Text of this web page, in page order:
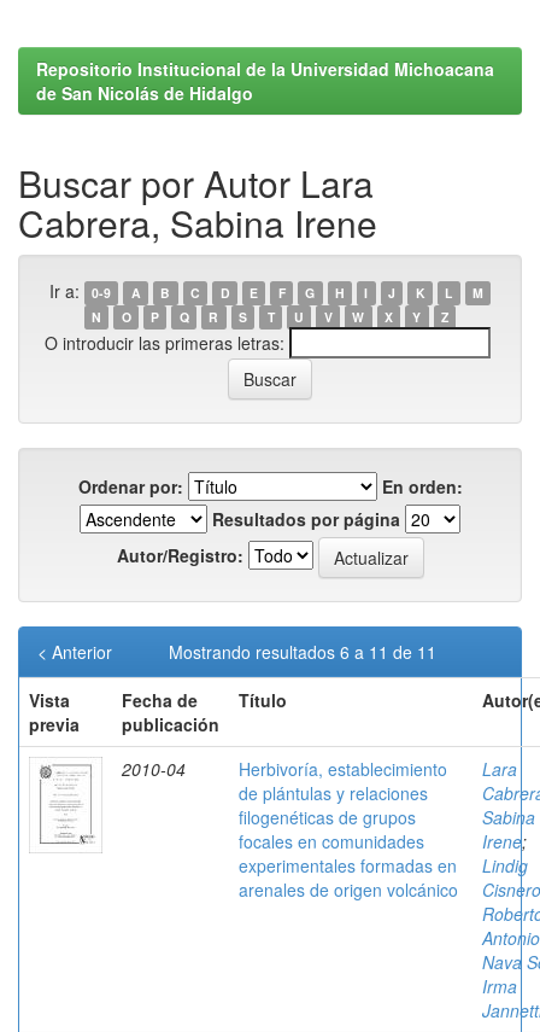
Repositorio Institucional de la Universidad Michoacana
de San Nicolás de Hidalgo
Buscar por Autor Lara
Cabrera, Sabina Irene
Ir a: 0-9 A B C D E F G H I J K L
M
N
O P Q R S T U V W X Y Z
O introducir las primeras letras:
Ordenar por:
En orden:
Resultados por página
Autor/Registro:
Mostrando resultados 6 a 11 de 11
< Anterior
Vista
previa
Fecha de
publicación
Título
2010-04
Herbivoría, establecimiento
de plántulas y relaciones
filogenéticas de grupos
focales en comunidades
experimentales formadas en
arenales de origen volcánico
Lara
Sabina
Irene;
Lindig
Antonio
Nava
Irma